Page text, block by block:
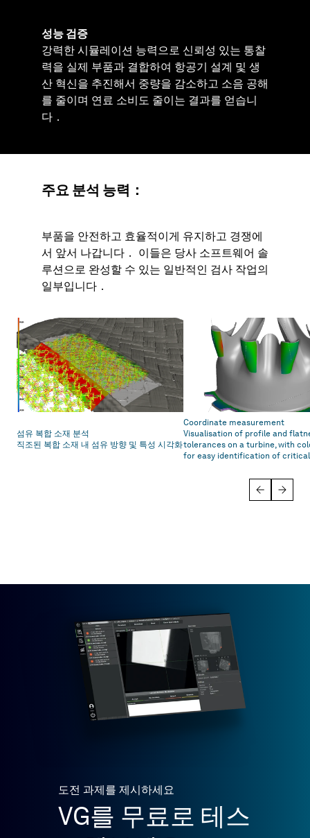
성능 검증
강력한 시뮬레이션 능력으로 신뢰성 있는 통찰
력을 실제 부품과 결합하여 항공기 설계 및 생
산 혁신을 추진해서 중량을 감소하고 소음 공해
를 줄이며 연료 소비도 줄이는 결과를 얻습니
다．
주요 분석 능력：
부품을 안전하고 효율적이게 유지하고 경쟁에
서 앞서 나갑니다． 이들은 당사 소프트웨어 솔
루션으로 완성할 수 있는 일반적인 검사 작업의
일부입니다．
섬유 복합 소재 분석
직조된 복합 소재 내 섬유 방향 및 특성 시각화
Coordinate measurement
Visualisation of profile and
tolerances on a turbine, with
for easy identification of critical
도전 과제를 제시하세요
VG를 무료로 테스